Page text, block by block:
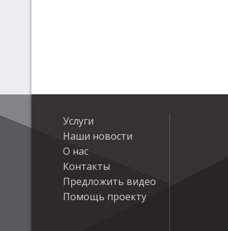
Услуги
Наши новости
О нас
Контакты
Предложить видео
Помощь проекту